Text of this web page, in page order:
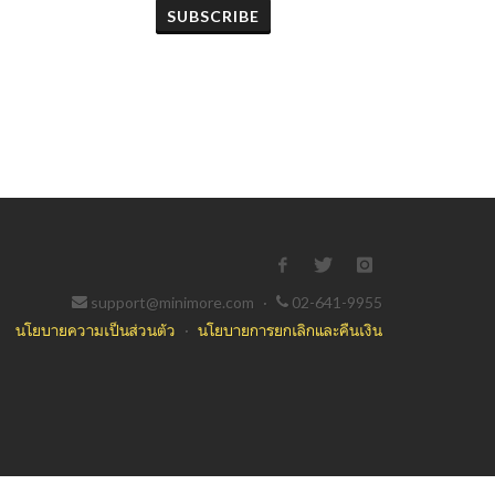
SUBSCRIBE
support@minimore.com ·
02-641-9955
นโยบายความเป็นส่วนตัว · นโยบายการยกเลิกและคืนเงิน